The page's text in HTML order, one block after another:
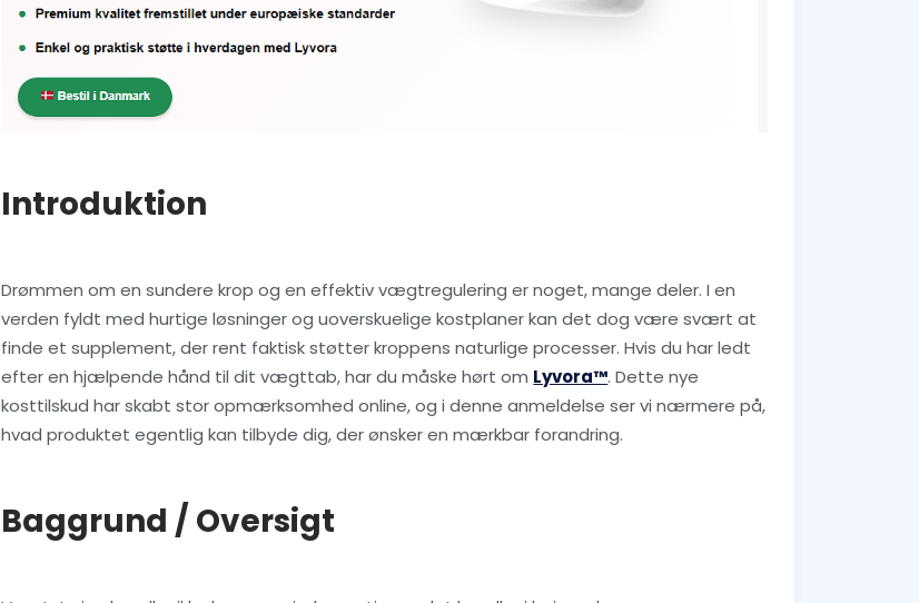
Introduktion
Drømmen om en sundere krop og en effektiv vægtregulering er noget, mange deler. I en
verden fyldt med hurtige løsninger og uoverskuelige kostplaner kan det dog være svært at
finde et supplement, der rent faktisk støtter kroppens naturlige processer. Hvis du har ledt
efter en hjælpende hånd til dit vægttab, har du måske hørt om Lyvora™. Dette nye
kosttilskud har skabt stor opmærksomhed online, og i denne anmeldelse ser vi nærmere på,
hvad produktet egentlig kan tilbyde dig, der ønsker en mærkbar forandring.
Baggrund / Oversigt